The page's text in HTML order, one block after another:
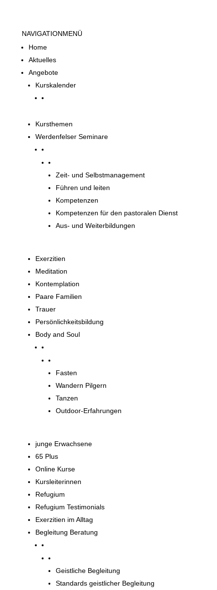
NAVIGATIONMENÜ
Home
Aktuelles
Angebote
Kurskalender
Kursthemen
Werdenfelser Seminare
Zeit- und Selbstmanagement
Führen und leiten
Kompetenzen
Kompetenzen für den pastoralen Dienst
Aus- und Weiterbildungen
Exerzitien
Meditation
Kontemplation
Paare Familien
Trauer
Persönlichkeitsbildung
Body and Soul
Fasten
Wandern Pilgern
Tanzen
Outdoor-Erfahrungen
junge Erwachsene
65 Plus
Online Kurse
Kursleiterinnen
Refugium
Refugium Testimonials
Exerzitien im Alltag
Begleitung Beratung
Geistliche Begleitung
Standards geistlicher Begleitung